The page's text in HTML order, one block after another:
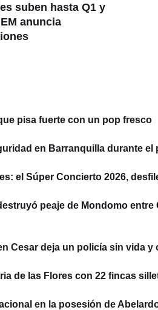
suben hasta Q1 y
anuncia
pisa fuerte con un pop fresco
en Barranquilla durante el
el Súper Concierto 2026,
peaje de Mondomo entre
Cesar deja un policía sin vida y
de las Flores con 22 fincas
en la posesión de